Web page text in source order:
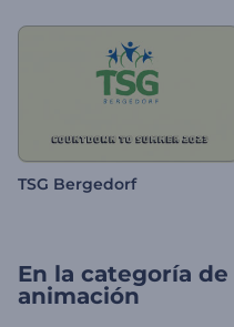
TSG Bergedorf
En la categoría de
animación